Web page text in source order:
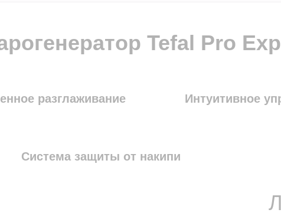
Tefal Pro
разглаживание Интуитивное
Система защиты от накипи